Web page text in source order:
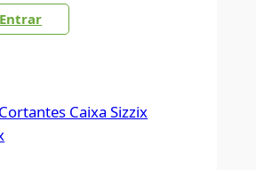
Cortantes Caixa Sizzix